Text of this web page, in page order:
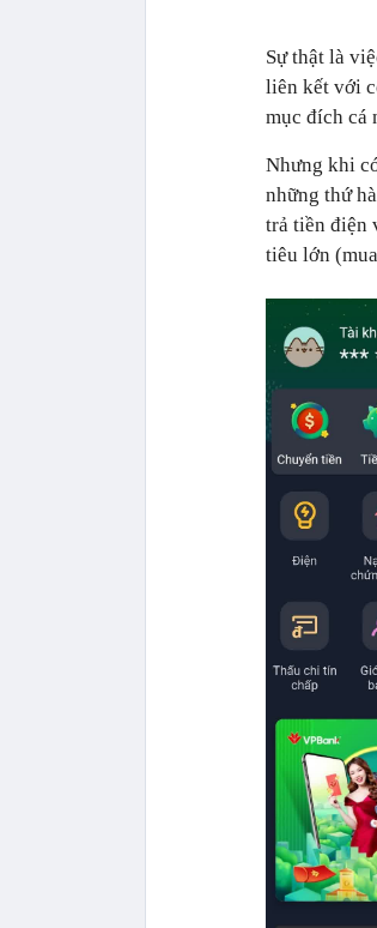
Sự thật là
liên kết với
mục đích cá
Nhưng khi
những thứ
trả tiền điện
tiêu lớn